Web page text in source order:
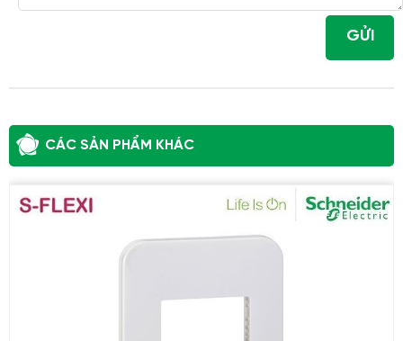
GỬI
CÁC SẢN PHẨM KHÁC